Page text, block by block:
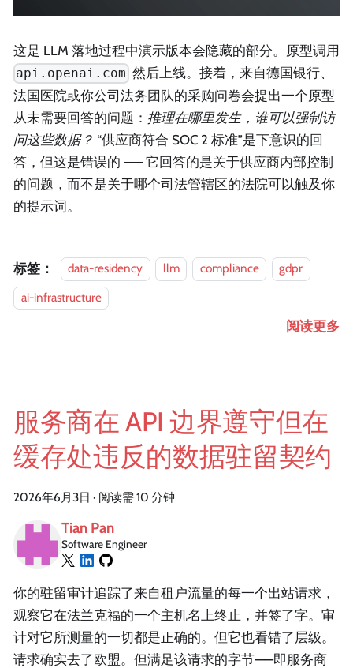
这是 LLM 落地过程中演示版本会隐藏的部分。原型调用
api.openai.com 然后上线。接着，来自德国银行、
法国医院或你公司法务团队的采购问卷会提出一个原型
从未需要回答的问题： 推理在哪里发生，谁可以强制访
问这些数据？ “供应商符合 SOC 2 标准”是下意识的回
答，但这是错误的 —— 它回答的是关于供应商内部控制
的问题，而不是关于哪个司法管辖区的法院可以触及你
的提示词。
标签： data-residency llm compliance
gdpr
ai-infrastructure
阅读更多
服务商在 API 边界遵守但在
缓存处违反的数据驻留契约
2026年6月3日 · 阅读需 10 分钟
Tian Pan
Software Engineer
你的驻留审计追踪了来自租户流量的每一个出站请求，
观察它在法兰克福的一个主机名上终止，并签了字。审
计对它所测量的一切都是正确的。但它也看错了层级。
请求确实去了欧盟。但满足该请求的字节——即服务商